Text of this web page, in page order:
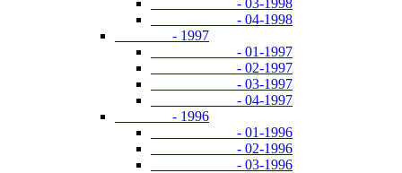
- 03-1998
- 04-1998
- 1997
- 01-1997
- 02-1997
- 03-1997
- 04-1997
- 1996
- 01-1996
- 02-1996
- 03-1996